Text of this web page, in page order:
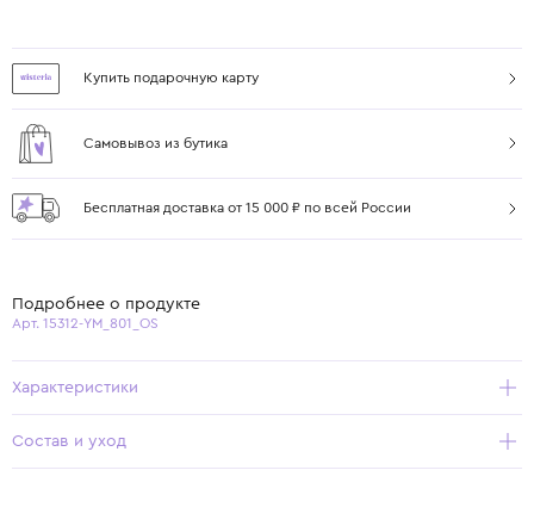
Купить подарочную карту
Самовывоз из бутика
Бесплатная доставка от 15 000 ₽ по всей России
Подробнее о продукте
Арт. 15312-YM_801_OS
Характеристики
Состав и уход